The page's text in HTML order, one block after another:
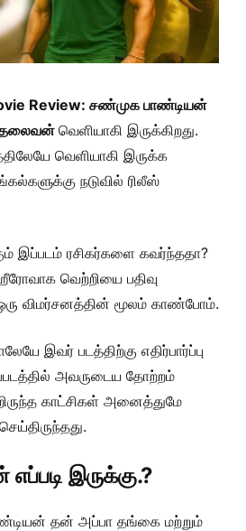
Review: சண்முக பாண்டியன்
வெளியாகி இருக்கிறது.
வெளியாகி இருக்க
நடுவில் ரிலீஸ்
இப்படம் ரசிகர்களை கவர்ந்ததா?
வெற்றியை பதிவு
விமர்சனத்தின் மூலம் காண்போம்.
இவர் படத்திற்கு எதிர்பார்ப்பு
அவருடைய தோற்றம்
காட்சிகள் அனைத்துமே
இருக்கு.?
தன் அப்பா தங்கை மற்றும்